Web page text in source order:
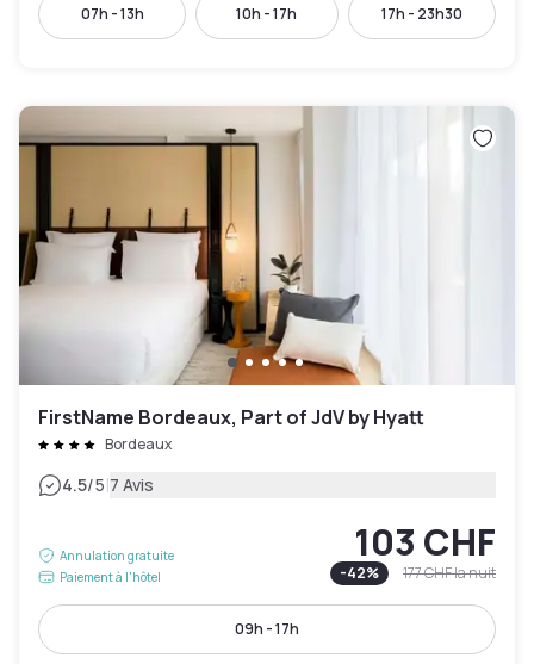
07h - 13h 10h - 17h 17h - 23h30
FirstName Bordeaux, Part of JdV by Hyatt
Bordeaux
4.5/5|7 Avis
Annulation gratuite
Paiement à l'hôtel
103 CHF
-42% 177 CHFla nuit
09h - 17h